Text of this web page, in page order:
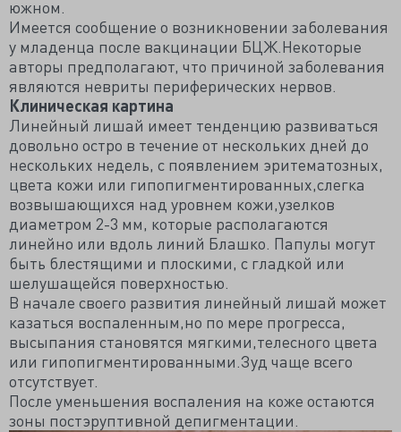
южном.
Имеется сообщение о возникновении заболевания
у младенца после вакцинации БЦЖ.Некоторые
авторы предполагают, что причиной заболевания
являются невриты периферических нервов.
Клиническая картина
Линейный лишай имеет тенденцию развиваться
довольно остро в течение от нескольких дней до
нескольких недель, с появлением эритематозных,
цвета кожи или гипопигментированных,слегка
возвышающихся над уровнем кожи,узелков
диаметром 2-3 мм, которые располагаются
линейно или вдоль линий Блашко. Папулы могут
быть блестящими и плоскими, с гладкой или
шелушащейся поверхностью.
В начале своего развития линейный лишай может
казаться воспаленным,но по мере прогресса,
высыпания становятся мягкими,телесного цвета
или гипопигментированными.Зуд чаще всего
отсутствует.
После уменьшения воспаления на коже остаются
зоны постэруптивной депигментации.